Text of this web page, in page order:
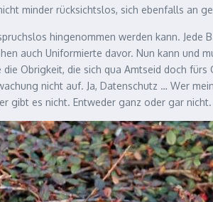
minder rücksichtslos, sich ebenfalls an
hingenommen werden kann. Jede
auch Uniformierte davor. Nun kann und
Obrigkeit, die sich qua Amtseid doch
nicht auf. Ja, Datenschutz … Wer
gibt es nicht. Entweder ganz oder gar nicht.